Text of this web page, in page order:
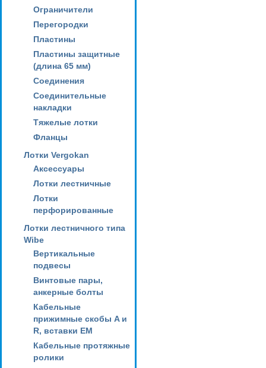
Ограничители
Перегородки
Пластины
Пластины защитные
(длина 65 мм)
Соединения
Соединительные
накладки
Тяжелые лотки
Фланцы
Лотки Vergokan
Аксессуары
Лотки лестничные
Лотки
перфорированные
Лотки лестничного типа
Wibe
Вертикальные
подвесы
Винтовые пары,
анкерные болты
Кабельные
прижимные скобы A и
R, вставки EM
Кабельные протяжные
ролики